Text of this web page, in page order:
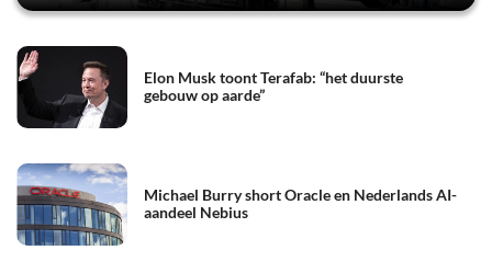
Elon Musk toont Terafab: “het duurste
gebouw op aarde”
Michael Burry short Oracle en Nederlands AI-
aandeel Nebius